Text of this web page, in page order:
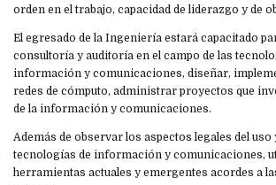
orden en el trabajo, capacidad de liderazgo y de
El egresado de la Ingeniería estará capacitado
consultoría y auditoría en el campo de las
información y comunicaciones, diseñar,
redes de cómputo, administrar proyectos que
de la información y comunicaciones.
Además de observar los aspectos legales del uso
tecnologías de información y comunicaciones,
herramientas actuales y emergentes acordes a